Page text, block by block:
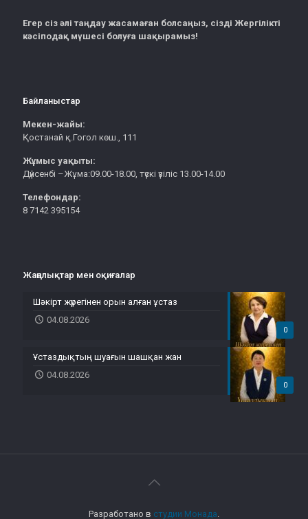
Егер сіз әлі таңдау жасамаған болсаңыз, сізді Жергілікті
кәсіподақ мүшесі болуға шақырамыз!
Байланыстар
Мекен-жайы:
Қостанай қ.Гогол көш., 111
Жұмыс уақыты:
Дүйсенбі –Жұма:09.00-18.00, түскі үзіліс 13.00-14.00
Телефондар:
8 7142 395154
Жаңалықтар мен оқиғалар
0
Шәкірт жүрегінен орын алған ұстаз
04.08.2026
0
Ұстаздықтың шуағын шашқан жан
04.08.2026
Разработано в студии Монада.